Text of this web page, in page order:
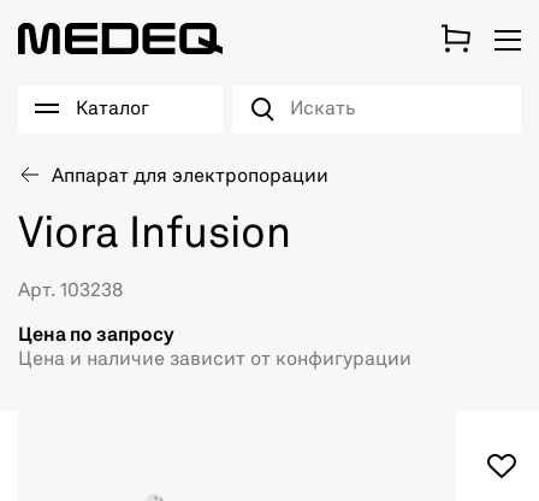
Каталог
Аппарат для электропорации
Viora Infusion
Арт. 103238
Цена по запросу
Цена и наличие зависит от конфигурации